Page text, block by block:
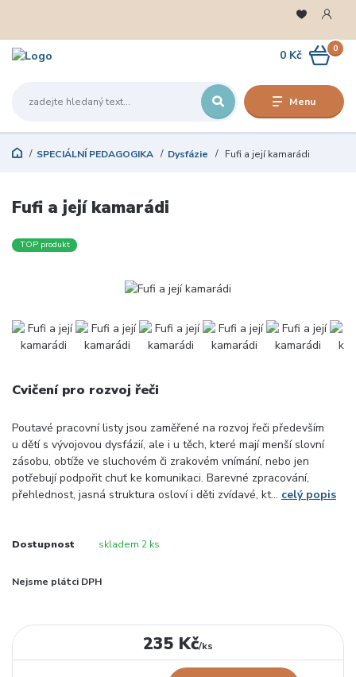
Menu
0
0 Kč
SPECIÁLNÍ PEDAGOGIKA Dysfázie Fufi a její kamarádi
Fufi a její kamarádi
TOP produkt
Cvičení pro rozvoj řeči
Poutavé pracovní listy jsou zaměřené na rozvoj řeči především
u dětí s vývojovou dysfázií, ale i u těch, které mají menší slovní
zásobu, obtíže ve sluchovém či zrakovém vnímání, nebo jen
potřebují podpořit chuť ke komunikaci. Barevné zpracování,
přehlednost, jasná struktura osloví i děti zvídavé, kt... celý popis
Dostupnost skladem 2 ks
Nejsme plátci DPH
235 Kč/ks